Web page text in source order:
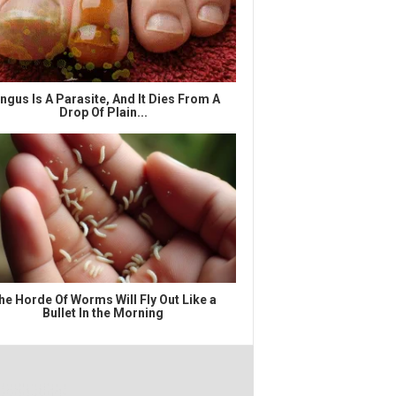
Is A Parasite, And It Dies From A
Drop Of Plain...
Horde Of Worms Will Fly Out Like a
Bullet In the Morning